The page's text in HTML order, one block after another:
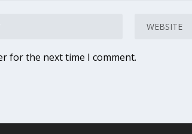
for the next time I comment.